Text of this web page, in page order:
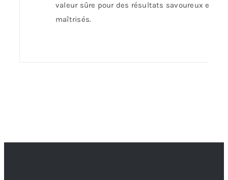
valeur sûre pour des résultats savoureux et
maîtrisés.